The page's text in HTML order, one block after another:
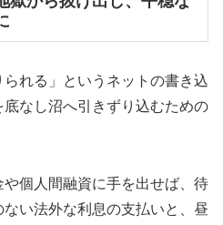
られる」というネットの書き込
なし沼へ引きずり込むための
個人間融資に手を出せば、待
い法外な利息の支払いと、昼